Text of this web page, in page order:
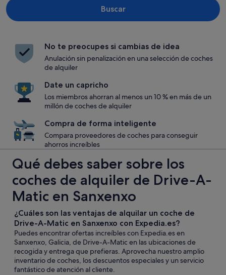
Buscar
No te preocupes si cambias de idea
Anulación sin penalización en una selección de coches
de alquiler
Date un capricho
Los miembros ahorran al menos un 10 % en más de un
millón de coches de alquiler
Compra de forma inteligente
Compara proveedores de coches para conseguir
ahorros increíbles
Qué debes saber sobre los
coches de alquiler de Drive-A-
Matic en Sanxenxo
¿Cuáles son las ventajas de alquilar un coche de
Drive-A-Matic en Sanxenxo con Expedia.es?
Puedes encontrar ofertas increíbles con Expedia.es en
Sanxenxo, Galicia, de Drive-A-Matic en las ubicaciones de
recogida y entrega que prefieras. Aprovecha nuestro amplio
inventario de coches, los descuentos especiales y un servicio
fantástico de atención al cliente.